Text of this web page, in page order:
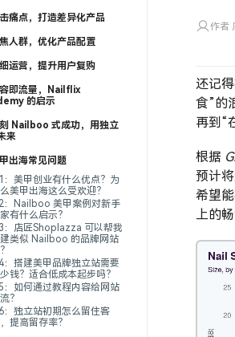
痛点，打造差异化产品
人群，优化产品配置
运营，提升用户复购
即流量，Nailflix
的启示
Nailboo 式成功，用独立
来
出海常见问题
：美甲创业有什么优点？为
美甲出海这么受欢迎？
：Nailboo 美甲案例对新手
有什么启示？
：店匠Shoplazza 可以帮我
类似 Nailboo 的品牌网站
：搭建美甲品牌独立站需要
钱？适合低成本起步吗？
：如何通过教程内容给网站
？
：独立站初期怎么留住客
提高留存率？
作者
还记
食”的
再到“
根据
预计
希望
上的